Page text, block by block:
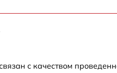
с качеством